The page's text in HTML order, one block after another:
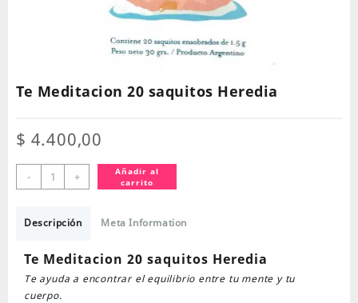
Te Meditacion 20 saquitos Heredia
$ 4.400,00
-
Te
Meditacion
saquitos
cantidad
+
Añadir al
carrito
Descripción Meta Information
Te Meditacion 20 saquitos Heredia
Te ayuda a encontrar el equilibrio entre tu mente y tu
cuerpo.